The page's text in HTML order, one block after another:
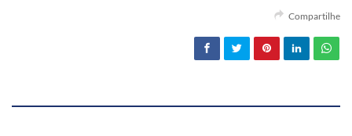
Compartilhe